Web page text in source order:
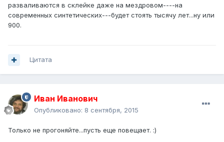
разваливаются в склейке даже на мездровом----на
современных синтетических---будет стоять тысячу лет...ну или
900.
Цитата
Иван Иванович
Опубликовано: 8 сентября, 2015
Только не прогоняйте...пусть еще повещает. :)